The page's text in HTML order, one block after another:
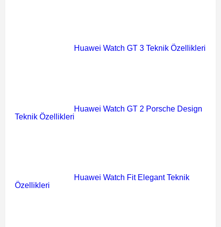
Huawei Watch GT 3 Teknik Özellikleri
Huawei Watch GT 2 Porsche Design
Teknik Özellikleri
Huawei Watch Fit Elegant Teknik
Özellikleri